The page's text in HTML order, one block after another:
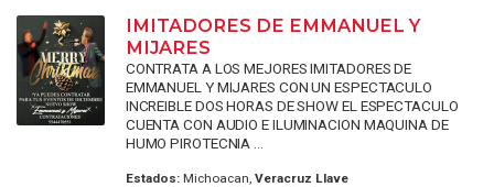
IMITADORES DE EMMANUEL Y
MIJARES
CONTRATA A LOS MEJORES IMITADORES DE
EMMANUEL Y MIJARES CON UN ESPECTACULO
INCREIBLE DOS HORAS DE SHOW EL ESPECTACULO
CUENTA CON AUDIO E ILUMINACION MAQUINA DE
HUMO PIROTECNIA ...
Estados:Michoacan, Veracruz Llave